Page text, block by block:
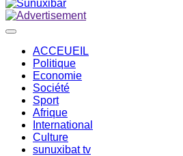
ACCEUEIL
Politique
Economie
Société
Sport
Afrique
International
Culture
sunuxibat tv